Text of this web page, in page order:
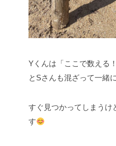
Yくんは「ここで数える
とSさんも混ざって一緒
すぐ見つかってしまうけ
す